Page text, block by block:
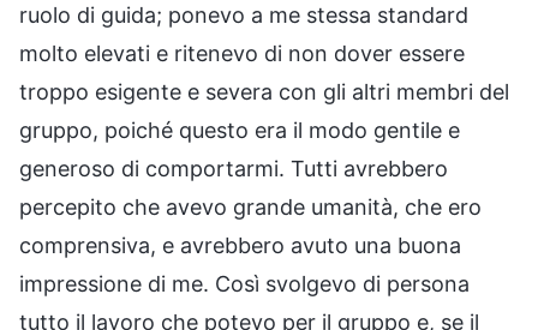
ruolo di guida; ponevo a me stessa standard
molto elevati e ritenevo di non dover essere
troppo esigente e severa con gli altri membri del
gruppo, poiché questo era il modo gentile e
generoso di comportarmi. Tutti avrebbero
percepito che avevo grande umanità, che ero
comprensiva, e avrebbero avuto una buona
impressione di me. Così svolgevo di persona
tutto il lavoro che potevo per il gruppo e, se il